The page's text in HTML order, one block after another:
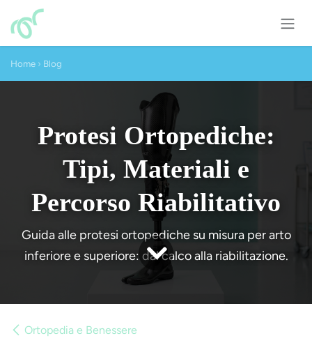
Skip to Content
Home › Blog
Protesi Ortopediche:
Tipi, Materiali e
Percorso Riabilitativo
Guida alle protesi ortopediche su misura per arto
inferiore e superiore: dal calco alla riabilitazione.
Ortopedia e Benessere